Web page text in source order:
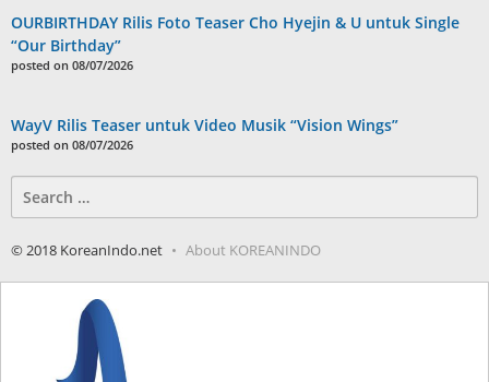
OURBIRTHDAY Rilis Foto Teaser Cho Hyejin & U untuk Single
“Our Birthday”
posted on 08/07/2026
WayV Rilis Teaser untuk Video Musik “Vision Wings”
posted on 08/07/2026
for:
© 2018 KoreanIndo.net About KOREANINDO